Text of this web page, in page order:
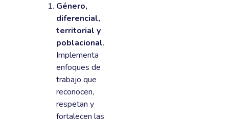
Género,
diferencial,
territorial y
poblacional.
Implementa
enfoques de
trabajo que
reconocen,
respetan y
fortalecen las